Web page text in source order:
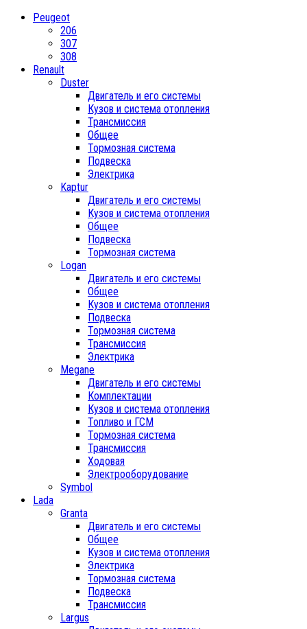
Peugeot
206
307
308
Renault
Duster
Двигатель и его системы
Кузов и система отопления
Трансмиссия
Общее
Тормозная система
Подвеска
Электрика
Kaptur
Двигатель и его системы
Кузов и система отопления
Общее
Подвеска
Тормозная система
Logan
Двигатель и его системы
Общее
Кузов и система отопления
Подвеска
Тормозная система
Трансмиссия
Электрика
Megane
Двигатель и его системы
Комплектации
Кузов и система отопления
Топливо и ГСМ
Тормозная система
Трансмиссия
Ходовая
Электрооборудование
Symbol
Lada
Granta
Двигатель и его системы
Общее
Кузов и система отопления
Электрика
Тормозная система
Подвеска
Трансмиссия
Largus